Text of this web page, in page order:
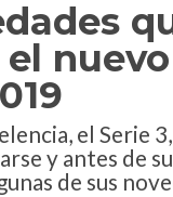
el Serie
y antes de
de sus